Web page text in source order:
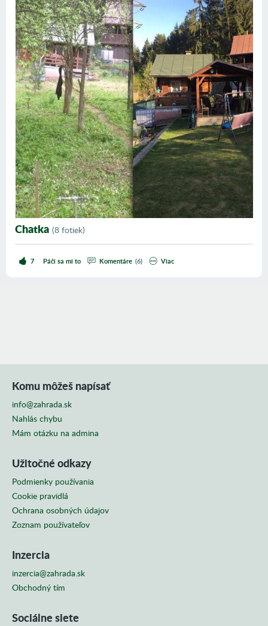
Chatka (8 fotiek)
7 Páči sa mi to Komentáre (6) viac
Komu môžeš napísať
info@zahrada.sk
Nahlás chybu
Mám otázku na admina
Užitočné odkazy
Podmienky používania
Cookie pravidlá
Ochrana osobných údajov
Zoznam používateľov
Inzercia
inzercia@zahrada.sk
Obchodný tím
Sociálne siete